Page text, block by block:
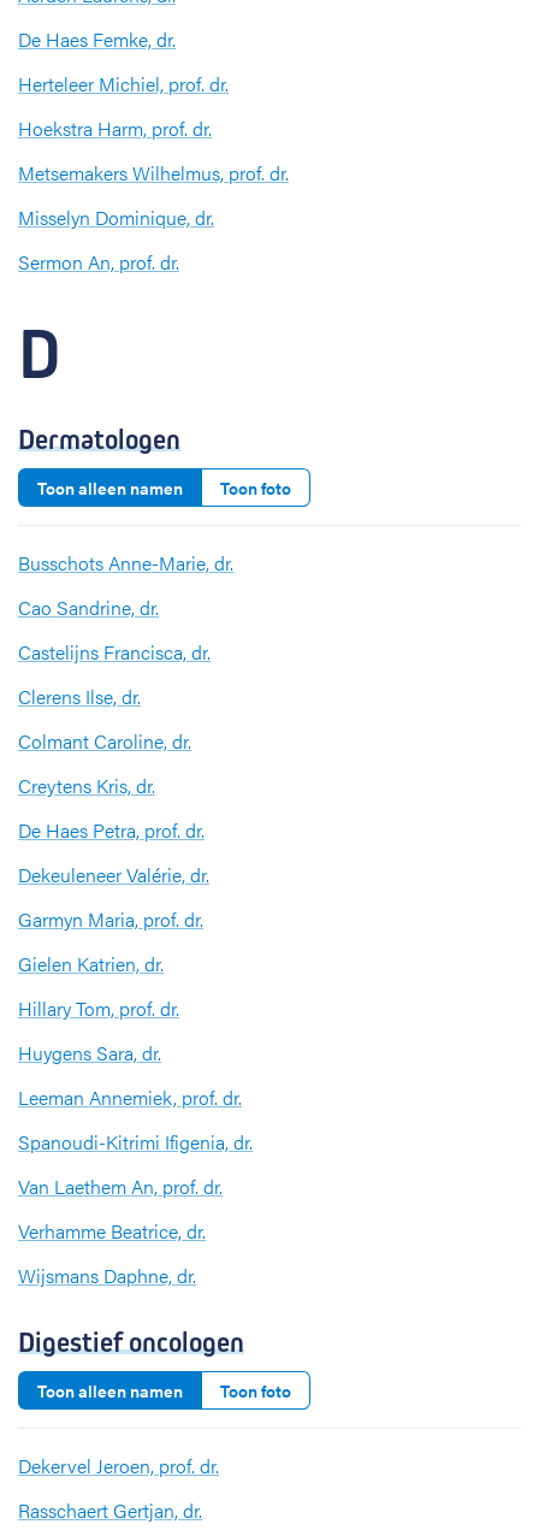
De Haes Femke, dr.
Herteleer Michiel, prof. dr.
Hoekstra Harm, prof. dr.
Metsemakers Wilhelmus, prof. dr.
Misselyn Dominique, dr.
Sermon An, prof. dr.
D
Dermatologen
Toon alleen namen Toon foto
Busschots Anne-Marie, dr.
Cao Sandrine, dr.
Castelijns Francisca, dr.
Clerens Ilse, dr.
Colmant Caroline, dr.
Creytens Kris, dr.
De Haes Petra, prof. dr.
Dekeuleneer Valérie, dr.
Garmyn Maria, prof. dr.
Gielen Katrien, dr.
Hillary Tom, prof. dr.
Huygens Sara, dr.
Leeman Annemiek, prof. dr.
Spanoudi-Kitrimi Ifigenia, dr.
Van Laethem An, prof. dr.
Verhamme Beatrice, dr.
Wijsmans Daphne, dr.
Digestief oncologen
Toon alleen namen Toon foto
Dekervel Jeroen, prof. dr.
Rasschaert Gertjan, dr.